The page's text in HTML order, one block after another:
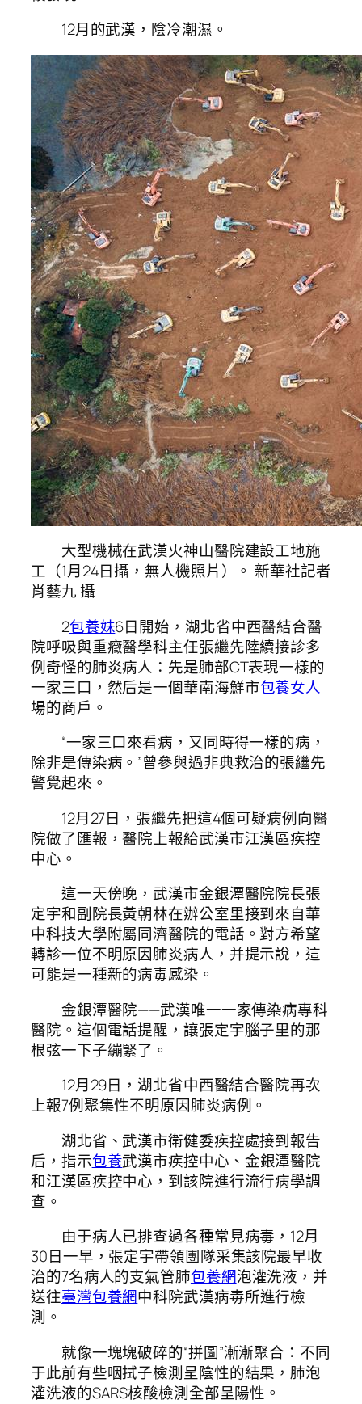
12月的武漢，陰冷潮濕。
大型機械在武漢火神山醫院建設工地施
工（1月24日攝，無人機照片）。 新華社記者
肖藝九 攝
2包養妹6日開始，湖北省中西醫結合醫
院呼吸與重癥醫學科主任張繼先陸續接診多
例奇怪的肺炎病人：先是肺部CT表現一樣的
一家三口，然后是一個華南海鮮市包養女人
場的商戶。
“一家三口來看病，又同時得一樣的病，
除非是傳染病。”曾參與過非典救治的張繼先
警覺起來。
12月27日，張繼先把這4個可疑病例向醫
院做了匯報，醫院上報給武漢市江漢區疾控
中心。
這一天傍晚，武漢市金銀潭醫院院長張
定宇和副院長黃朝林在辦公室里接到來自華
中科技大學附屬同濟醫院的電話。對方希望
轉診一位不明原因肺炎病人，并提示說，這
可能是一種新的病毒感染。
金銀潭醫院——武漢唯一一家傳染病專科
醫院。這個電話提醒，讓張定宇腦子里的那
根弦一下子繃緊了。
12月29日，湖北省中西醫結合醫院再次
上報7例聚集性不明原因肺炎病例。
湖北省、武漢市衛健委疾控處接到報告
后，指示包養武漢市疾控中心、金銀潭醫院
和江漢區疾控中心，到該院進行流行病學調
查。
由于病人已排查過各種常見病毒，12月
30日一早，張定宇帶領團隊采集該院最早收
治的7名病人的支氣管肺包養網泡灌洗液，并
送往臺灣包養網中科院武漢病毒所進行檢
測。
就像一塊塊破碎的“拼圖”漸漸聚合：不同
于此前有些咽拭子檢測呈陰性的結果，肺泡
灌洗液的SARS核酸檢測全部呈陽性。